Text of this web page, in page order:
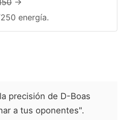
energía.
precisión de D-Boas
a tus oponentes".